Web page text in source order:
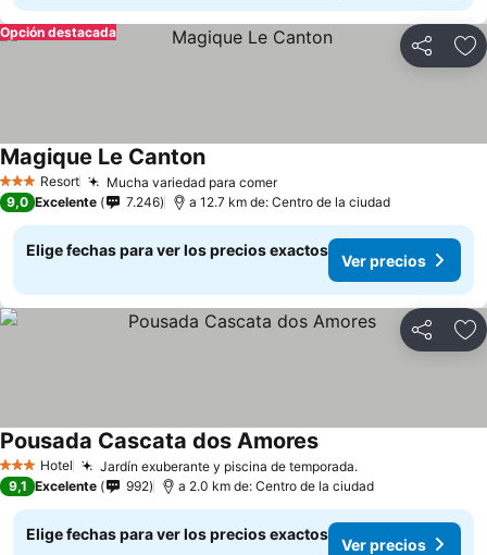
Compartir
Opción destacada
3 EstrellasResort Mucha variedad para comer
Magique Le Canton
9,0 Excelente 7.246 a 12.7 km de: Centro de la ciudad
Elige fechas para ver los precios exactos
Ver precios
Compartir
3 Estrellas
Hotel Jardín exuberante y piscina de temporada.
Pousada Cascata dos Amores
9,1 Excelente 992 a 2.0 km de: Centro de la ciudad
Elige fechas para ver los precios exactos
Ver precios